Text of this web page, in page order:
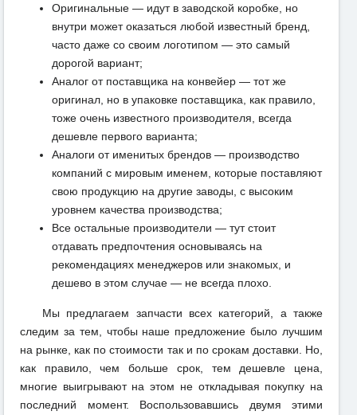
Оригинальные — идут в заводской коробке, но
внутри может оказаться любой известный бренд,
часто даже со своим логотипом — это самый
дорогой вариант;
Аналог от поставщика на конвейер — тот же
оригинал, но в упаковке поставщика, как правило,
тоже очень известного производителя, всегда
дешевле первого варианта;
Аналоги от именитых брендов — производство
компаний с мировым именем, которые поставляют
свою продукцию на другие заводы, с высоким
уровнем качества производства;
Все остальные производители — тут стоит
отдавать предпочтения основываясь на
рекомендациях менеджеров или знакомых, и
дешево в этом случае — не всегда плохо.
Мы предлагаем запчасти всех категорий, а также
следим за тем, чтобы наше предложение было лучшим
на рынке, как по стоимости так и по срокам доставки. Но,
как правило, чем больше срок, тем дешевле цена,
многие выигрывают на этом не откладывая покупку на
последний момент. Воспользовавшись двумя этими